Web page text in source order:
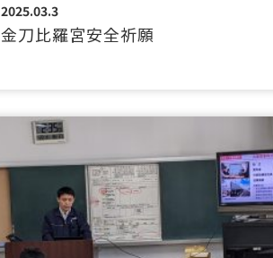
2025.03.3
金刀比羅宮安全祈願